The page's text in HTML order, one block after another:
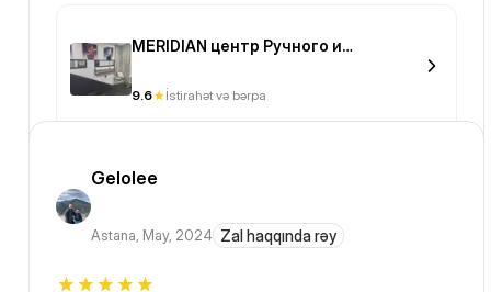
MERIDIAN центр Ручного и
9.6 İstirahət və bərpa
Gelolee
Astana, May, 2024 Zal haqqında rəy